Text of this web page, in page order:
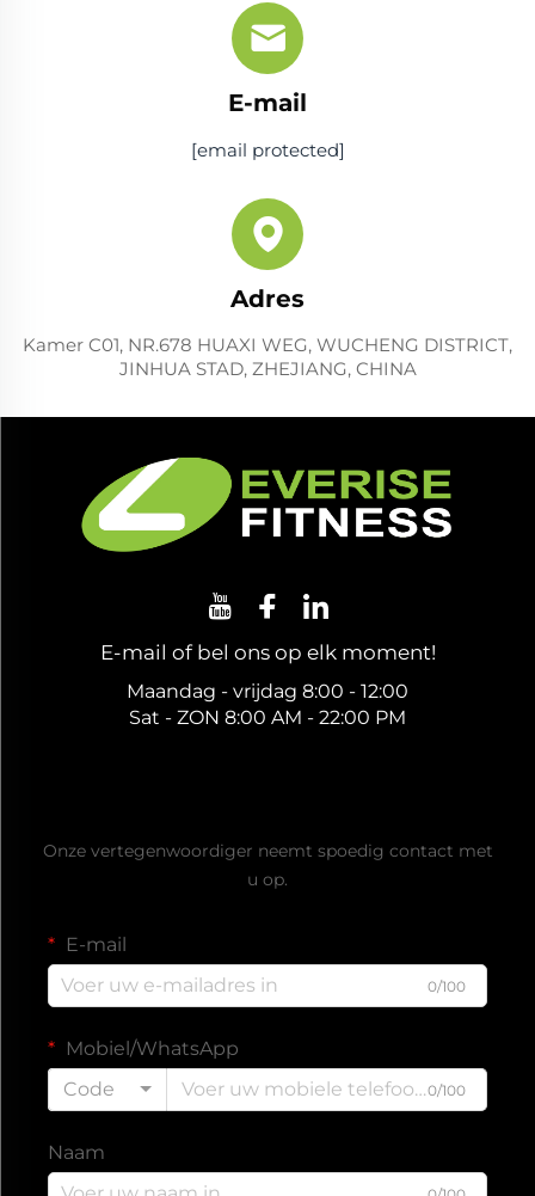
E-mail
[email protected]
Adres
Kamer C01, NR.678 HUAXI WEG, WUCHENG DISTRICT,
JINHUA STAD, ZHEJIANG, CHINA
E-mail of bel ons op elk moment!
Maandag - vrijdag 8:00 - 12:00
Sat - ZON 8:00 AM - 22:00 PM
Onze vertegenwoordiger neemt spoedig contact met
u op.
E-mail
0/100
Mobiel/WhatsApp
Code
0/100
Naam